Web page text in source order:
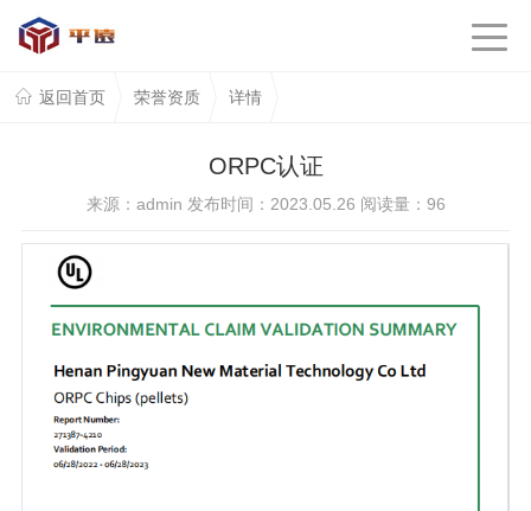
返回首页 荣誉资质 详情
ORPC认证
来源：admin 发布时间：2023.05.26 阅读量： 96